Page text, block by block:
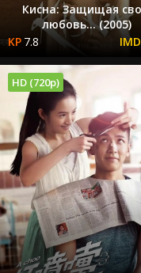
Кисна: Защищая
любовь... (2005)
7.8
HD (720p)